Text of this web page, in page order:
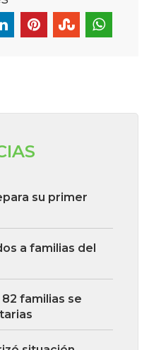
su primer
a familias del
familias se